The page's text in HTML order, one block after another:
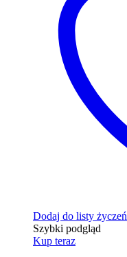
Dodaj do listy życzeń
Szybki podgląd
Kup teraz